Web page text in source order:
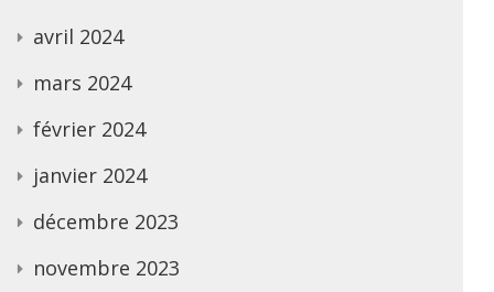
avril 2024
mars 2024
février 2024
janvier 2024
décembre 2023
novembre 2023